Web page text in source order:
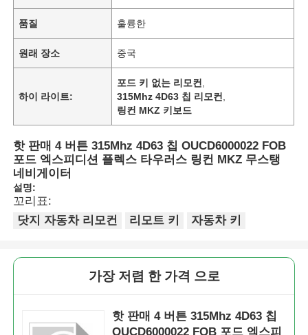
품질 훌륭한
원래 장소 중국
하이 라이트:
포드 키 없는 리모컨
315Mhz 4D63 칩 리모컨
링컨 MKZ 키보드
핫 판매 4 버튼 315Mhz 4D63 칩 OUCD6000022 FOB
포드 엑스피디션 플렉스 타우러스 링컨 MKZ 무스탱
네비게이터
설명:
꼬리표:
닷지 자동차 리모컨
리모트 키 자동차 키
가장 저렴 한 가격 으로
핫 판매 4 버튼 315Mhz 4D63 칩
OUCD6000022 FOB 포드 엑스피